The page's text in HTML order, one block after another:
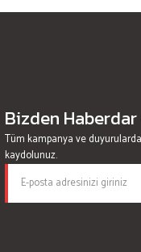
Bizden
Tüm kampanya ve
kaydolunuz.